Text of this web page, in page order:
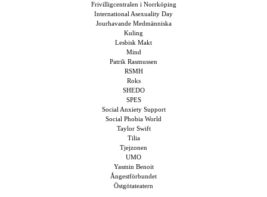
Frivilligcentralen i Norrköping
International Asexuality Day
Jourhavande Medmänniska
Kuling
Lesbisk Makt
Mind
Patrik Rasmussen
RSMH
Roks
SHEDO
SPES
Social Anxiety Support
Social Phobia World
Taylor Swift
Tilia
Tjejzonen
UMO
Yasmin Benoit
Ångestförbundet
Östgötateatern